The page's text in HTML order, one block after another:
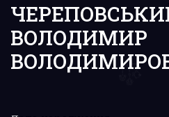
ВОЛОДИМИР